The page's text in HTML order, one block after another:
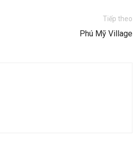
Tiếp theo
Phú Mỹ Village